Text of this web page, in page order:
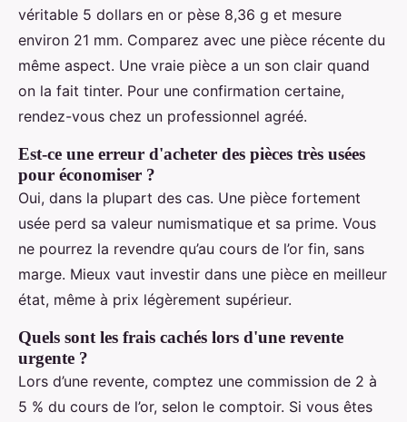
véritable 5 dollars en or pèse 8,36 g et mesure
environ 21 mm. Comparez avec une pièce récente du
même aspect. Une vraie pièce a un son clair quand
on la fait tinter. Pour une confirmation certaine,
rendez-vous chez un professionnel agréé.
Est-ce une erreur d'acheter des pièces très usées
pour économiser ?
Oui, dans la plupart des cas. Une pièce fortement
usée perd sa valeur numismatique et sa prime. Vous
ne pourrez la revendre qu’au cours de l’or fin, sans
marge. Mieux vaut investir dans une pièce en meilleur
état, même à prix légèrement supérieur.
Quels sont les frais cachés lors d'une revente
urgente ?
Lors d’une revente, comptez une commission de 2 à
5 % du cours de l’or, selon le comptoir. Si vous êtes